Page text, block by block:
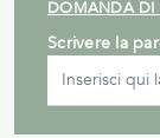
DOMANDA DI
Scrivere la